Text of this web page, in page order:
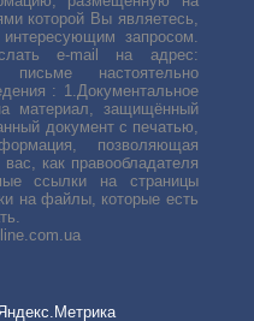
которой Вы являетесь,
запросом.
е-mail на адрес:
настоятельно
: 1.Документальное
материал, защищённый
документ с печатью,
позволяющая
как правообладателя
ссылки на страницы
на файлы, которые есть